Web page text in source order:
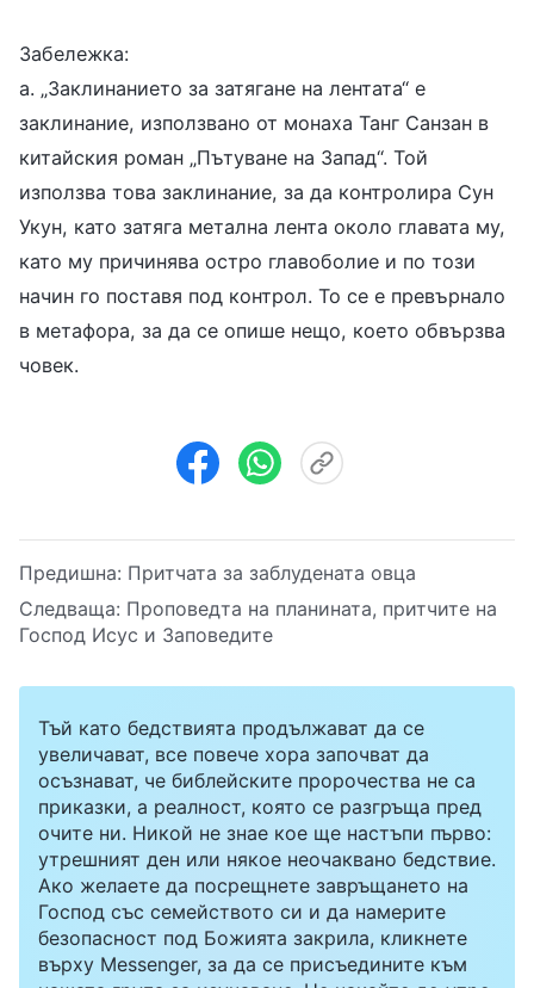
Забележка:
а. „Заклинанието за затягане на лентата“ е
заклинание, използвано от монаха Танг Санзан в
китайския роман „Пътуване на Запад“. Той
използва това заклинание, за да контролира Сун
Укун, като затяга метална лента около главата му,
като му причинява остро главоболие и по този
начин го поставя под контрол. То се е превърнало
в метафора, за да се опише нещо, което обвързва
човек.
Предишна: Притчата за заблудената овца
Следваща: Проповедта на планината, притчите на
Господ Исус и Заповедите
Тъй като бедствията продължават да се
увеличават, все повече хора започват да
осъзнават, че библейските пророчества не са
приказки, а реалност, която се разгръща пред
очите ни. Никой не знае кое ще настъпи първо:
утрешният ден или някое неочаквано бедствие.
Ако желаете да посрещнете завръщането на
Господ със семейството си и да намерите
безопасност под Божията закрила, кликнете
върху Messenger, за да се присъедините към